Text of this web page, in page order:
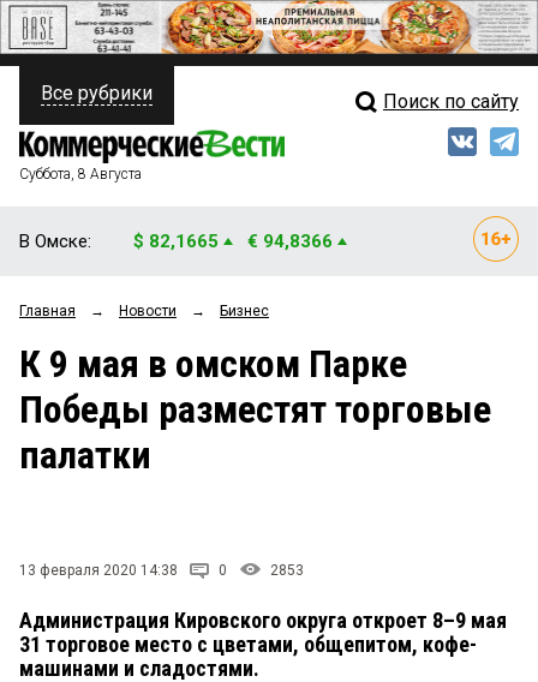
ПОЛИТИКА
ФИНАНСЫ
ОБЩЕСТВО
ЗАКОН
НОВОСТИ КОМПАНИЙ
Свежий выпуск
Рейтинги
Блоги
Все рубрики Поиск по сайту
Суббота, 8 Августа
В Омске: $ 82,1665 € 94,8366
Главная → Новости → Бизнес
К 9 мая в омском Парке
Победы разместят торговые
палатки
13 февраля 2020 14:38 0 2853
Администрация Кировского округа откроет 8–9 мая
31 торговое место с цветами, общепитом, кофе-
машинами и сладостями.